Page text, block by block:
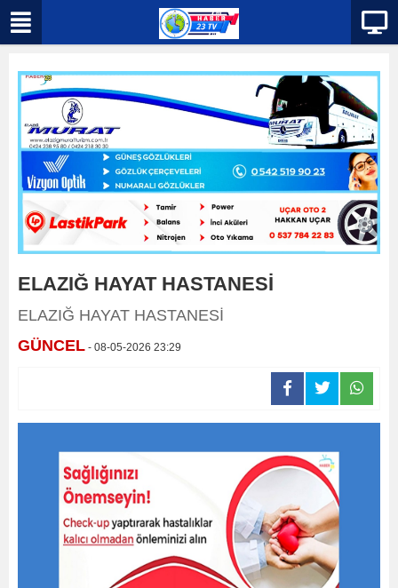
ELAZIĞ HAYAT HASTANESİ
ELAZIĞ HAYAT HASTANESİ
GÜNCEL - 08-05-2026 23:29